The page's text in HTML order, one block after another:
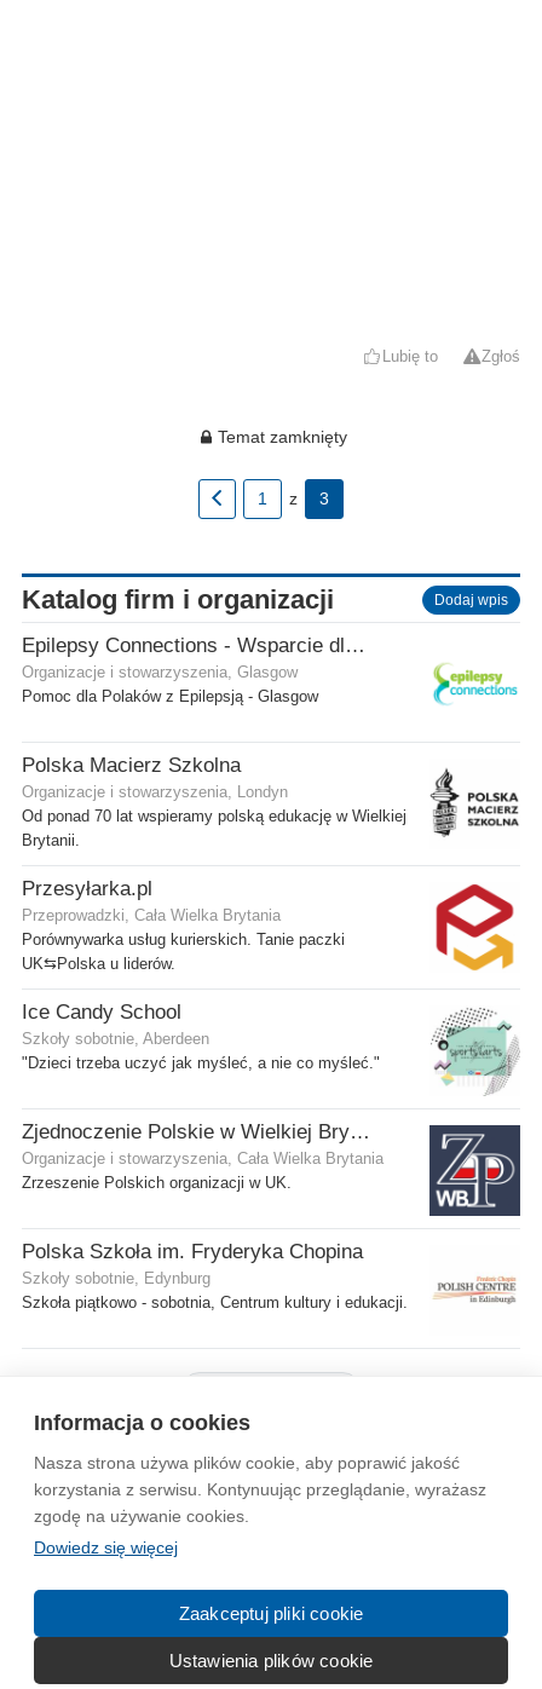
Informacja o cookies
Nasza strona używa plików cookie, aby poprawić jakość
korzystania z serwisu. Kontynuując przeglądanie, wyrażasz
zgodę na używanie cookies.
Dowiedz się więcej
Zaakceptuj pliki cookie
Ustawienia plików cookie
Lubię to Zgłoś
Temat zamknięty
1 z 3
Katalog firm i organizacji Dodaj wpis
Epilepsy Connections - Wsparcie dla osób z epilepsją
Organizacje i stowarzyszenia, Glasgow
Pomoc dla Polaków z Epilepsją - Glasgow
Polska Macierz Szkolna
Organizacje i stowarzyszenia, Londyn
Od ponad 70 lat wspieramy polską edukację w Wielkiej
Brytanii.
Przesyłarka.pl
Przeprowadzki, Cała Wielka Brytania
Porównywarka usług kurierskich. Tanie paczki
UK⇆Polska u liderów.
Ice Candy School
Szkoły sobotnie, Aberdeen
"Dzieci trzeba uczyć jak myśleć, a nie co myśleć."
Zjednoczenie Polskie w Wielkiej Brytanii
Organizacje i stowarzyszenia, Cała Wielka Brytania
Zrzeszenie Polskich organizacji w UK.
Polska Szkoła im. Fryderyka Chopina
Szkoły sobotnie, Edynburg
Szkoła piątkowo - sobotnia, Centrum kultury i edukacji.
Wytyczne dla społeczności Regulamin Prywatność
Reklama Kontakt